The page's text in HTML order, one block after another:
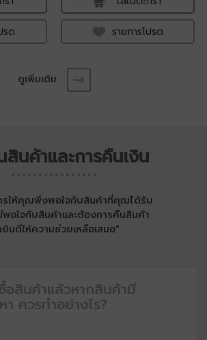
รด รายการโปรด
ดูเพิ่มเติม
สินค้าและการคืนเงิน
รให้คุณพึงพอใจกับสินค้าที่คุณได้รับ
อใจกับสินค้าและต้องการคืนสินค้า
ยินดีให้ความช่วยเหลือเสมอ"
อสินค้าแล้วหากสินค้ามี
ควรทำอย่างไร?